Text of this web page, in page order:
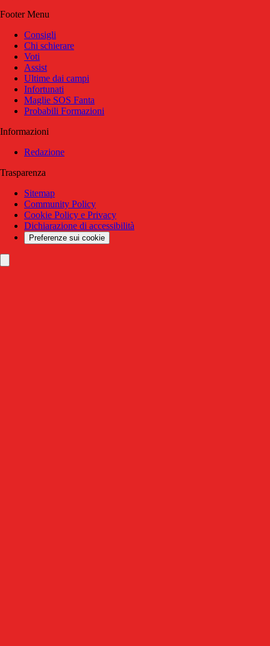
Footer Menu
Consigli
Chi schierare
Voti
Assist
Ultime dai campi
Infortunati
Maglie SOS Fanta
Probabili Formazioni
Informazioni
Redazione
Trasparenza
Sitemap
Community Policy
Cookie Policy e Privacy
Dichiarazione di accessibilità
Preferenze sui cookie